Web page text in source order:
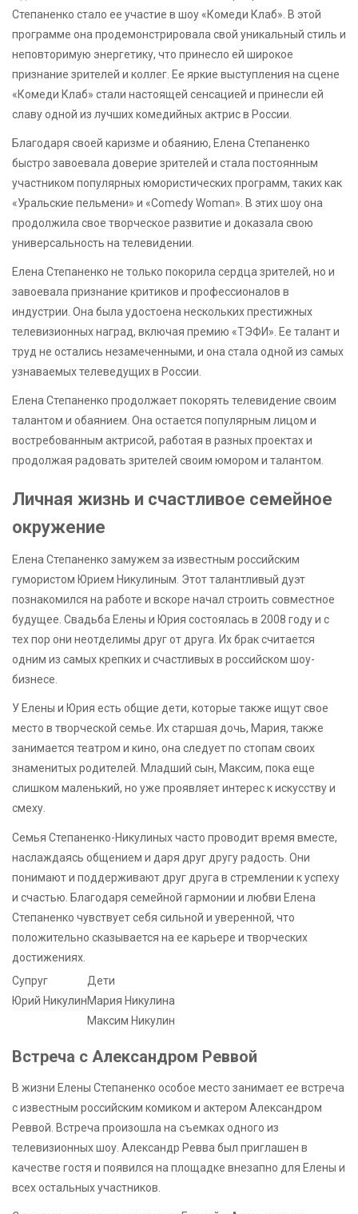
Степаненко стало ее участие в шоу «Комеди Клаб». В этой
программе она продемонстрировала свой уникальный стиль и
неповторимую энергетику, что принесло ей широкое
признание зрителей и коллег. Ее яркие выступления на сцене
«Комеди Клаб» стали настоящей сенсацией и принесли ей
славу одной из лучших комедийных актрис в России.
Благодаря своей каризме и обаянию, Елена Степаненко
быстро завоевала доверие зрителей и стала постоянным
участником популярных юмористических программ, таких как
«Уральские пельмени» и «Comedy Woman». В этих шоу она
продолжила свое творческое развитие и доказала свою
универсальность на телевидении.
Елена Степаненко не только покорила сердца зрителей, но и
завоевала признание критиков и профессионалов в
индустрии. Она была удостоена нескольких престижных
телевизионных наград, включая премию «ТЭФИ». Ее талант и
труд не остались незамеченными, и она стала одной из самых
узнаваемых телеведущих в России.
Елена Степаненко продолжает покорять телевидение своим
талантом и обаянием. Она остается популярным лицом и
востребованным актрисой, работая в разных проектах и
продолжая радовать зрителей своим юмором и талантом.
Личная жизнь и счастливое семейное
окружение
Елена Степаненко замужем за известным российским
гумористом Юрием Никулиным. Этот талантливый дуэт
познакомился на работе и вскоре начал строить совместное
будущее. Свадьба Елены и Юрия состоялась в 2008 году и с
тех пор они неотделимы друг от друга. Их брак считается
одним из самых крепких и счастливых в российском шоу-
бизнесе.
У Елены и Юрия есть общие дети, которые также ищут свое
место в творческой семье. Их старшая дочь, Мария, также
занимается театром и кино, она следует по стопам своих
знаменитых родителей. Младший сын, Максим, пока еще
слишком маленький, но уже проявляет интерес к искусству и
смеху.
Семья Степаненко-Никулиных часто проводит время вместе,
наслаждаясь общением и даря друг другу радость. Они
понимают и поддерживают друг друга в стремлении к успеху
и счастью. Благодаря семейной гармонии и любви Елена
Степаненко чувствует себя сильной и уверенной, что
положительно сказывается на ее карьере и творческих
достижениях.
Супруг
Дети
Юрий НикулинМария Никулина
Максим Никулин
Встреча с Александром Реввой
В жизни Елены Степаненко особое место занимает ее встреча
с известным российским комиком и актером Александром
Реввой. Встреча произошла на съемках одного из
телевизионных шоу. Александр Ревва был приглашен в
качестве гостя и появился на площадке внезапно для Елены и
всех остальных участников.